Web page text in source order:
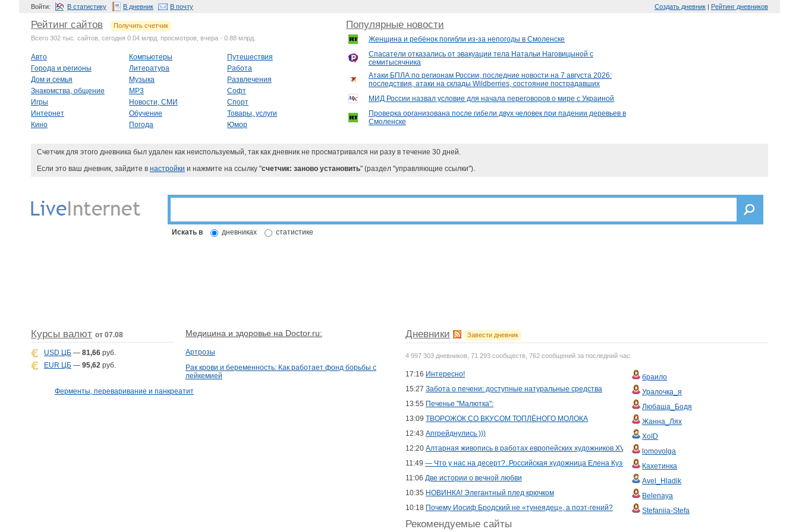
Войти: В статистику В дневник В почту Создать дневник | Рейтинг дневников
Популярные новости
Женщина и ребёнок погибли из-за непогоды в Смоленске
Спасатели отказались от эвакуации тела Натальи Наговицыной с
семитысячника
Атаки БПЛА по регионам России, последние новости на 7 августа 2026:
последствия, атаки на склады Wildberries, состояние пострадавших
МИД России назвал условие для начала переговоров о мире с Украиной
Проверка организована после гибели двух человек при падении деревьев в
Смоленске
Рейтинг сайтов
Получить счетчик
Всего 302 тыс. сайтов, сегодня 0.04 млрд. просмотров, вчера - 0.88 млрд.
Авто
Города и регионы
Дом и семья
Знакомства, общение
Игры
Интернет
Кино
Компьютеры
Литература
Музыка
MP3
Новости, СМИ
Обучение
Погода
Путешествия
Работа
Развлечения
Софт
Спорт
Товары, услуги
Юмор
Счетчик для этого дневника был удален как неиспользуемый, так как дневник не просматривался ни разу в течение 30 дней.
Если это ваш дневник, зайдите в настройки и нажмите на ссылку "счетчик: заново установить" (раздел "управляющие ссылки").
Искать в дневниках статистике
Дневники Завести дневник
4 997 303 дневников, 71 293 сообществ, 762 сообщений за последний час
17:16 Интересно!
браило
15:27 Забота о печени: доступные натуральные средства
Уралочка_я
13:55 Печенье "Малютка":
Любаша_Бодя
13:09 ТВОРОЖОК СО ВКУСОМ ТОПЛЁНОГО МОЛОКА
Жанна_Лях
12:43 Апгрейднулись )))
XoID
12:20 Алтарная живопись в работах европейских художников XV-XVI вв. \6\lomovolga
11:49 — Что у нас на десерт?..Российская художница Елена КузовлёваКахетинка
11:06 Две истории о вечной любви
Avel_Hladik
10:35 НОВИНКА! Элегантный плед крючком
Belenaya
10:18 Почему Иосиф Бродский не «тунеядец», а поэт-гений? Stefaniia-Stefa
Рекомендуемые сайты
Курсы валют от 07.08
USD ЦБ — 81,66 руб.
EUR ЦБ — 95,62 руб.
Медицина и здоровье на Doctor.ru:
Артрозы
Рак крови и беременность: Как работает фонд борьбы с
лейкемией
Ферменты, переваривание и панкреатит